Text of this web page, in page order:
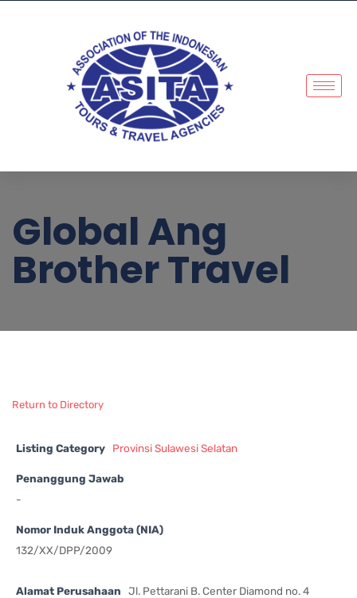
Global Ang
Brother Travel
Return to Directory
Listing Category Provinsi Sulawesi Selatan
Penanggung Jawab
-
Nomor Induk Anggota (NIA)
132/XX/DPP/2009
Alamat Perusahaan Jl. Pettarani B. Center Diamond no. 4